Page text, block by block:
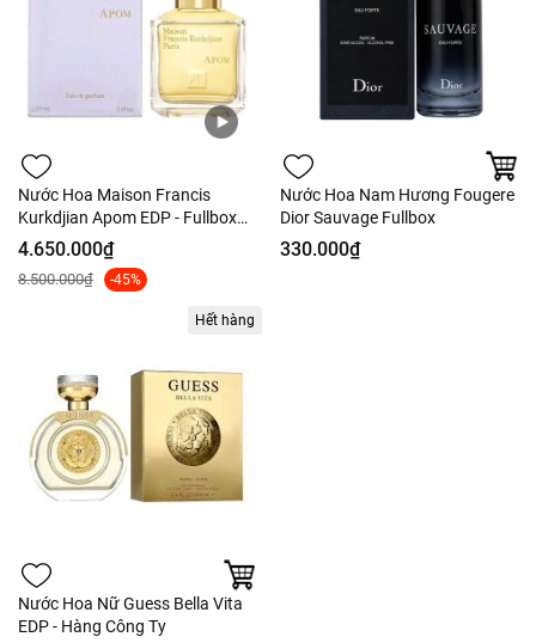
Nước Hoa Maison Francis
Kurkdjian Apom EDP - Fullbox
70ml
4.650.000₫
8.500.000₫ -45%
Nước Hoa Nam Hương Fougere
Dior Sauvage Fullbox
330.000₫
Hết hàng
Nước Hoa Nữ Guess Bella Vita
EDP - Hàng Công Ty